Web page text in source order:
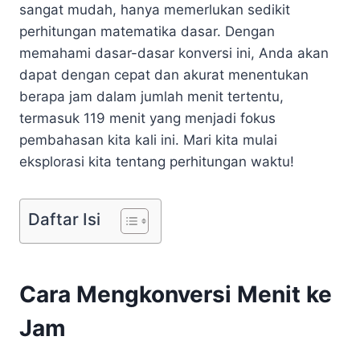
sangat mudah, hanya memerlukan sedikit
perhitungan matematika dasar. Dengan
memahami dasar-dasar konversi ini, Anda akan
dapat dengan cepat dan akurat menentukan
berapa jam dalam jumlah menit tertentu,
termasuk 119 menit yang menjadi fokus
pembahasan kita kali ini. Mari kita mulai
eksplorasi kita tentang perhitungan waktu!
Daftar Isi
Cara Mengkonversi Menit ke
Jam